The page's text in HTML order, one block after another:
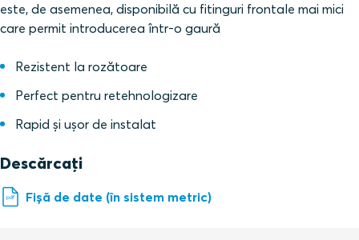
este, de asemenea, disponibilă cu fitinguri frontale mai mici
care permit introducerea într-o gaură
Rezistent la rozătoare
Perfect pentru retehnologizare
Rapid și ușor de instalat
Descărcați
Fișă de date (în sistem metric)